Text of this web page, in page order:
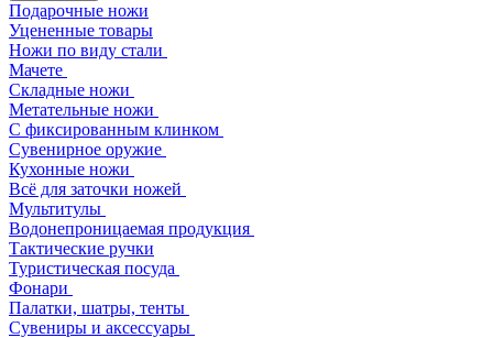
Подарочные ножи
Уцененные товары
Ножи по виду стали
Мачете
Складные ножи
Метательные ножи
С фиксированным клинком
Сувенирное оружие
Кухонные ножи
Всё для заточки ножей
Мультитулы
Водонепроницаемая продукция
Тактические ручки
Туристическая посуда
Фонари
Палатки, шатры, тенты
Сувениры и аксессуары